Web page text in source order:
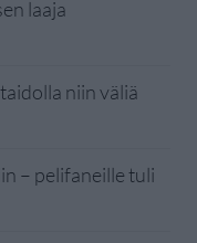
laaja
niin väliä
– pelifaneille tuli